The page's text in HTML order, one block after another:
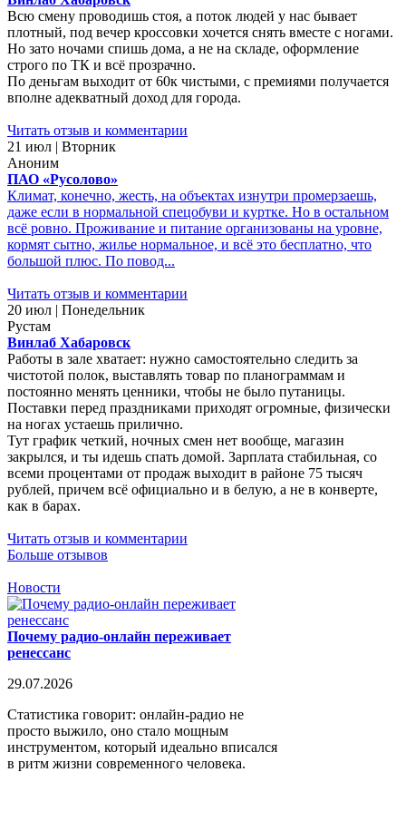
Всю смену проводишь стоя, а поток людей у нас бывает
плотный, под вечер кроссовки хочется снять вместе с ногами.
Но зато ночами спишь дома, а не на складе, оформление
строго по ТК и всё прозрачно.
По деньгам выходит от 60к чистыми, с премиями получается
вполне адекватный доход для города.
Читать отзыв и комментарии
21 июл | Вторник
Аноним
ПАО «Русолово»
Климат, конечно, жесть, на объектах изнутри промерзаешь,
даже если в нормальной спецобуви и куртке. Но в остальном
всё ровно. Проживание и питание организованы на уровне,
кормят сытно, жилье нормальное, и всё это бесплатно, что
большой плюс. По повод...
Читать отзыв и комментарии
20 июл | Понедельник
Рустам
Винлаб Хабаровск
Работы в зале хватает: нужно самостоятельно следить за
чистотой полок, выставлять товар по планограммам и
постоянно менять ценники, чтобы не было путаницы.
Поставки перед праздниками приходят огромные, физически
на ногах устаешь прилично.
Тут график четкий, ночных смен нет вообще, магазин
закрылся, и ты идешь спать домой. Зарплата стабильная, со
всеми процентами от продаж выходит в районе 75 тысяч
рублей, причем всё официально и в белую, а не в конверте,
как в барах.
Читать отзыв и комментарии
Больше отзывов
Новости
Почему радио-онлайн переживает
ренессанс
29.07.2026
Статистика говорит: онлайн-радио не
просто выжило, оно стало мощным
инструментом, который идеально вписался
в ритм жизни современного человека.